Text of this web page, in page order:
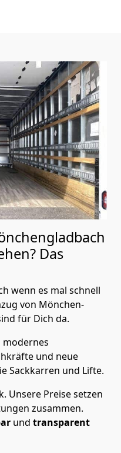
Das
wenn es mal schnell
von Mönchen­
für Dich da.
modernes
und neue
Sackkarren und Lifte.
Unsere Preise setzen
zusammen.
und transparent